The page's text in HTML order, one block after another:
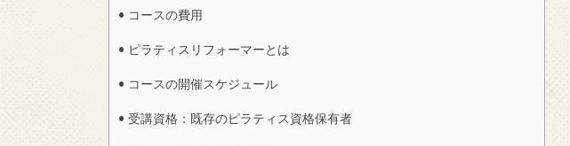
コースの費用
ピラティスリフォーマーとは
コースの開催スケジュール
受講資格：既存のピラティス資格保有者